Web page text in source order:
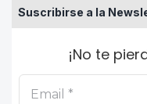
Suscribirse a la
¡No te